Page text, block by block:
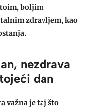
boljim
zdravljem, kao
nezdrava
dan
važna je taj što